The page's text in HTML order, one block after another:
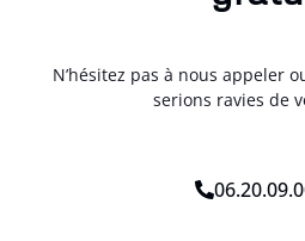
N’hésitez pas à nous appeler
serions ravies de